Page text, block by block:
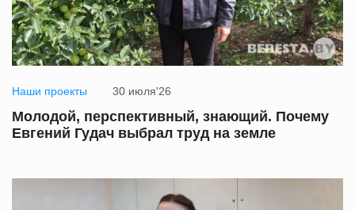
Наши проекты 30 июля'26
Молодой, перспективный, знающий. Почему
Евгений Гудач выбрал труд на земле